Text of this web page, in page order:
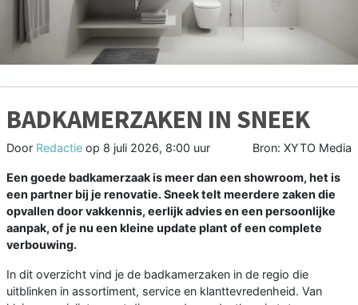
BADKAMERZAKEN IN SNEEK
Door Redactie op 8 juli 2026, 8:00 uur Bron: XYTO Media
Een goede badkamerzaak is meer dan een showroom, het is
een partner bij je renovatie. Sneek telt meerdere zaken die
opvallen door vakkennis, eerlijk advies en een persoonlijke
aanpak, of je nu een kleine update plant of een complete
verbouwing.
In dit overzicht vind je de badkamerzaken in de regio die
uitblinken in assortiment, service en klanttevredenheid. Van